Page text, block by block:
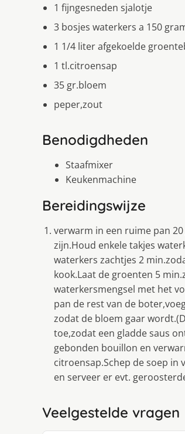
1 fijngesneden sjalotje
3 bosjes waterkers a 150
1 1/4 liter afgekoelde
1 tl.citroensap
35 gr.bloem
peper,zout
Benodigdheden
Staafmixer
Keukenmachine
Bereidingswijze
verwarm in een ruime pan
zijn.Houd enkele takjes
waterkers zachtjes 2
kook.Laat de groenten 5
waterkersmengsel met het
pan de rest van de
zodat de bloem gaar
toe,zodat een gladde saus
gebonden bouillon en
citroensap.Schep de soep in
en serveer er evt.
Veelgestelde vragen